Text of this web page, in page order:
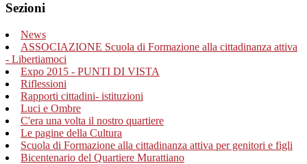
Sezioni
News
ASSOCIAZIONE Scuola di Formazione alla cittadinanza attiva
- Libertiamoci
Expo 2015 - PUNTI DI VISTA
Riflessioni
Rapporti cittadini- istituzioni
Luci e Ombre
C'era una volta il nostro quartiere
Le pagine della Cultura
Scuola di Formazione alla cittadinanza attiva per genitori e figli
Bicentenario del Quartiere Murattiano